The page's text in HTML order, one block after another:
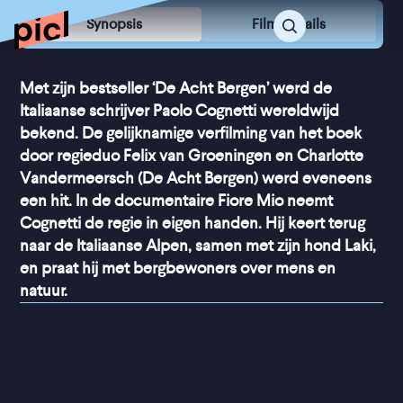
Synopsis Film Details
Met zijn bestseller ‘De Acht Bergen’ werd de
Italiaanse schrijver Paolo Cognetti wereldwijd
bekend. De gelijknamige verfilming van het boek
door regieduo Felix van Groeningen en Charlotte
Vandermeersch (De Acht Bergen) werd eveneens
een hit. In de documentaire Fiore Mio neemt
Cognetti de regie in eigen handen. Hij keert terug
naar de Italiaanse Alpen, samen met zijn hond Laki,
en praat hij met bergbewoners over mens en
natuur.